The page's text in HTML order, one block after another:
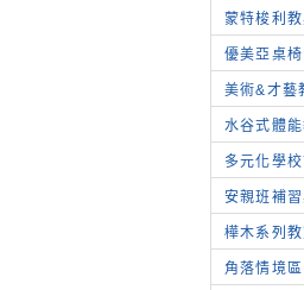
蒙特梭利
優美亞桌椅
美術&才藝
水谷式體
多元化學
安親班補
樺木系列教
角落情境區